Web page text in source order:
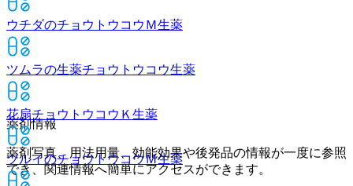
ウチダのチョウトウコウＭ生薬
ツムラの生薬チョウトウコウ生薬
花扇チョウトウコウＫ 生薬
ツルイのチョウトウコウＭ生薬
薬剤情報
薬剤写真、用法用量、効能効果や後発品の情報が一度に参照
でき、関連情報へ簡単にアクセスができます。